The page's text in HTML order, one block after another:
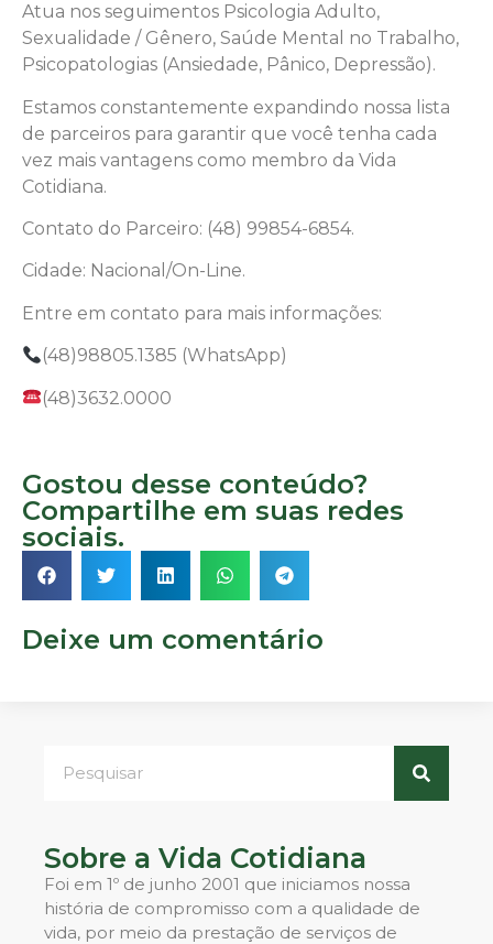
Atua nos seguimentos Psicologia Adulto,
Sexualidade / Gênero, Saúde Mental no Trabalho,
Psicopatologias (Ansiedade, Pânico, Depressão).
Estamos constantemente expandindo nossa lista
de parceiros para garantir que você tenha cada
vez mais vantagens como membro da Vida
Cotidiana.
Contato do Parceiro: (48) 99854-6854.
Cidade: Nacional/On-Line.
Entre em contato para mais informações:
(48)98805.1385 (WhatsApp)
(48)3632.0000
Gostou desse conteúdo?
Compartilhe em suas redes
sociais.
Deixe um comentário
Sobre a Vida Cotidiana
Foi em 1º de junho 2001 que iniciamos nossa
história de compromisso com a qualidade de
vida, por meio da prestação de serviços de